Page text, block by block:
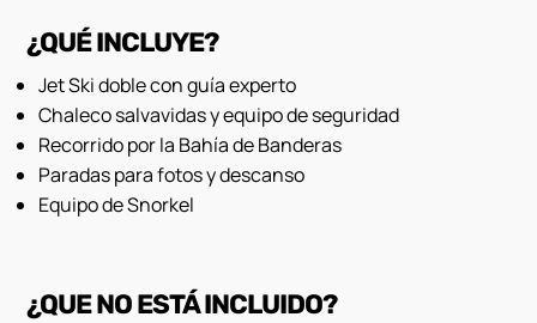
¿QUÉ INCLUYE?
Jet Ski doble con guía experto
Chaleco salvavidas y equipo de seguridad
Recorrido por la Bahía de Banderas
Paradas para fotos y descanso
Equipo de Snorkel
¿QUE NO ESTÁ INCLUIDO?